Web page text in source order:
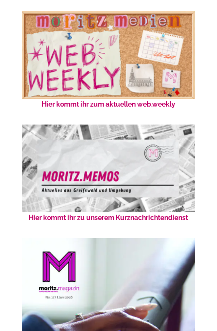
Hier kommt ihr zum aktuellen web.weekly
Hier kommt ihr zu unserem Kurznachrichtendienst